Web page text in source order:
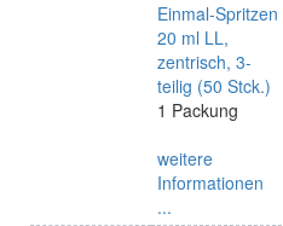
Einmal-Spritzen
20 ml LL,
zentrisch, 3-
teilig (50 Stck.)
1 Packung
weitere
Informationen
...